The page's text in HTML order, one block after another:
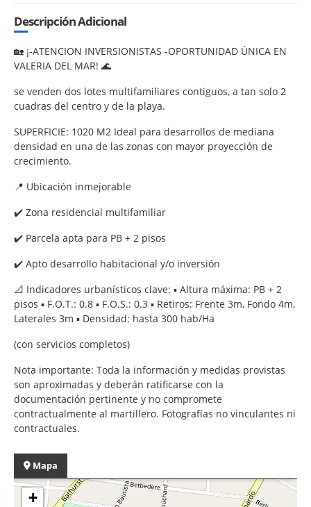
Descripción Adicional
🏡 ¡-ATENCION INVERSIONISTAS -OPORTUNIDAD ÚNICA EN
VALERIA DEL MAR! 🌊
se venden dos lotes multifamiliares contiguos, a tan solo 2
cuadras del centro y de la playa.
SUPERFICIE: 1020 M2 Ideal para desarrollos de mediana
densidad en una de las zonas con mayor proyección de
crecimiento.
📍 Ubicación inmejorable
✔️ Zona residencial multifamiliar
✔️ Parcela apta para PB + 2 pisos
✔️ Apto desarrollo habitacional y/o inversión
📐 Indicadores urbanísticos clave: ▪️ Altura máxima: PB + 2
pisos ▪️ F.O.T.: 0.8 ▪️ F.O.S.: 0.3 ▪️ Retiros: Frente 3m, Fondo 4m,
Laterales 3m ▪️ Densidad: hasta 300 hab/Ha
(con servicios completos)
Nota importante: Toda la información y medidas provistas
son aproximadas y deberán ratificarse con la
documentación pertinente y no compromete
contractualmente al martillero. Fotografías no vinculantes ni
contractuales.
Mapa
+